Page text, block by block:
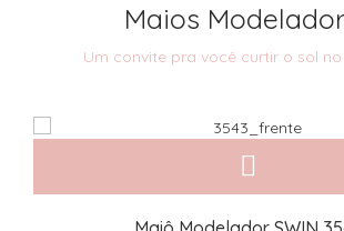
Maios
Um convite pra você curtir o sol